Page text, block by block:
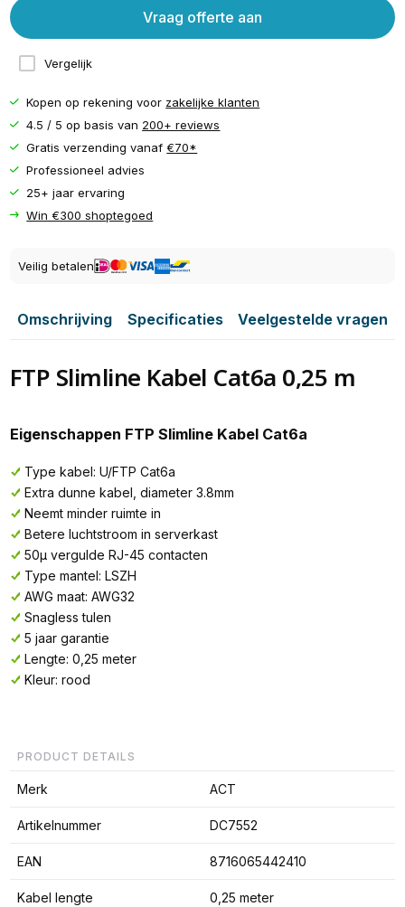
Vergelijk
Vraag offerte aan
Kopen op rekening voor zakelijke klanten
4.5 / 5 op basis van 200+ reviews
Gratis verzending vanaf€70*
Professioneel advies
25+ jaar ervaring
Win €300 shoptegoed
Veilig betalen
Omschrijving Specificaties Veelgestelde vragen
FTP Slimline Kabel Cat6a 0,25 m
Eigenschappen FTP Slimline Kabel Cat6a
Type kabel: U/FTP Cat6a
Extra dunne kabel, diameter 3.8mm
Neemt minder ruimte in
Betere luchtstroom in serverkast
50µ vergulde RJ-45 contacten
Type mantel: LSZH
AWG maat: AWG32
Snagless tulen
5 jaar garantie
Lengte: 0,25 meter
Kleur: rood
PRODUCT DETAILS
Merk ACT
Artikelnummer DC7552
EAN 8716065442410
Kabel lengte 0,25 meter